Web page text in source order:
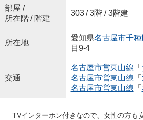
部屋 /
所在階 / 階建
303 / 3階 / 3階建
所在地
愛知県名古屋市千種
目9-4
交通
名古屋市営東山線 「
名古屋市営東山線 「
名古屋市営東山線 「
TVインターホン付きなので、女性の方も